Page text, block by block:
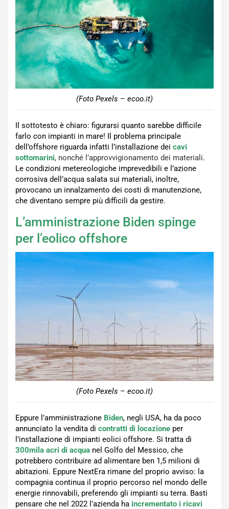
(Foto Pexels – ecoo.it)
Il sottotesto è chiaro: figurarsi quanto sarebbe difficile
farlo con impianti in mare! Il problema principale
dell’offshore riguarda infatti l’installazione dei cavi
sottomarini, nonché l’approvvigionamento dei materiali.
Le condizioni metereologiche imprevedibili e l’azione
corrosiva dell’acqua salata sui materiali, inoltre,
provocano un innalzamento dei costi di manutenzione,
che diventano sempre più difficili da gestire.
L’amministrazione Biden spinge
per l’eolico offshore
(Foto Pexels – ecoo.it)
Eppure l’amministrazione Biden, negli USA, ha da poco
annunciato la vendita di contratti di locazione per
l’installazione di impianti eolici offshore. Si tratta di
300mila acri di acqua nel Golfo del Messico, che
potrebbero contribuire ad alimentare ben 1,5 milioni di
abitazioni. Eppure NextEra rimane del proprio avviso: la
compagnia continua il proprio percorso nel mondo delle
energie rinnovabili, preferendo gli impianti su terra. Basti
pensare che nel 2022 l’azienda ha incrementato i ricavi